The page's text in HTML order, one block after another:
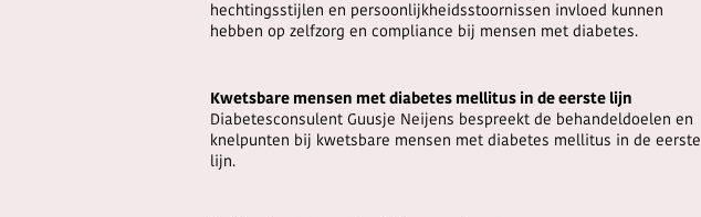
hechtingsstijlen en persoonlijkheidsstoornissen invloed kunnen
hebben op zelfzorg en compliance bij mensen met diabetes.
Kwetsbare mensen met diabetes mellitus in de eerste lijn
Diabetesconsulent Guusje Neijens bespreekt de behandeldoelen en
knelpunten bij kwetsbare mensen met diabetes mellitus in de eerste
lijn.